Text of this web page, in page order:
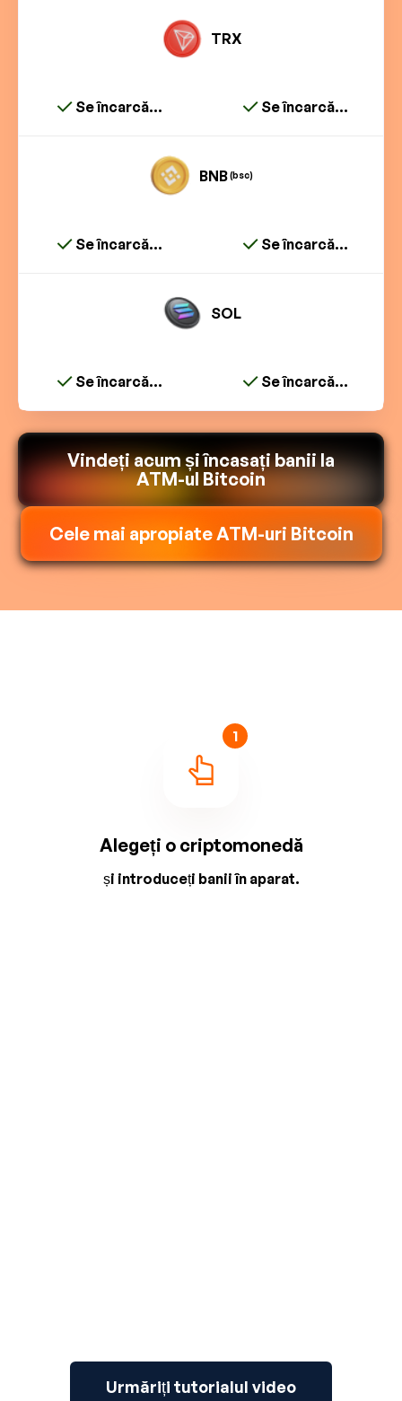
TRX
Se încarcă... Se încarcă...
BNB(bsc)
Se încarcă... Se încarcă...
SOL
Se încarcă... Se încarcă...
Vindeți acum și încasați banii la
ATM-ul Bitcoin
Cele mai apropiate ATM-uri Bitcoin
1
Alegeți o criptomonedă
și introduceți banii în aparat.
Urmăriți tutorialul video